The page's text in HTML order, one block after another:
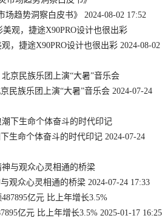
趋势洞察白皮书》 2024-08-02 17:52
，捷途X90PRO设计也很出彩 2024-08-02
民族乐团上演“大暑”音乐会 2024-07-24
生命个体奋斗的时代印记 2024-07-24
观众心灵相通的桥梁 2024-07-24 17:33
亿元 比上年增长3.5% 2025-01-17 16:25